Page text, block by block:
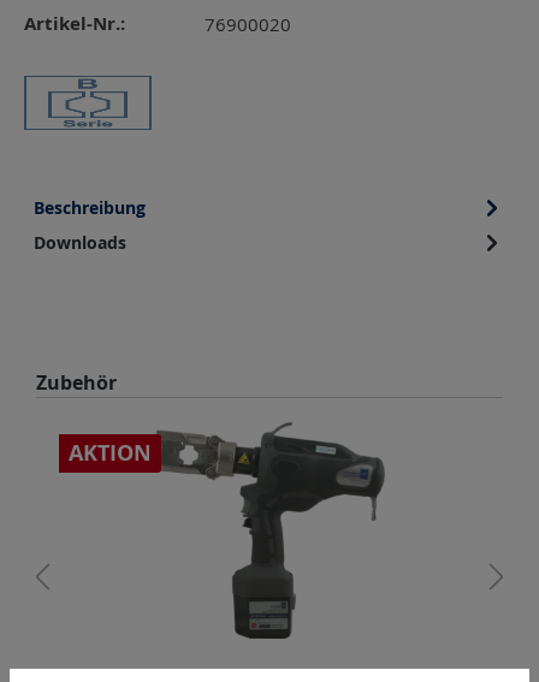
Artikel-Nr.: 76900020
Beschreibung
Downloads
Produktgalerie überspringen
Zubehör
AKTION